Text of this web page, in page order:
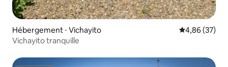
Hébergement ⋅ Vichayito Évaluation
4,86 (37)
Vichayito tranquille